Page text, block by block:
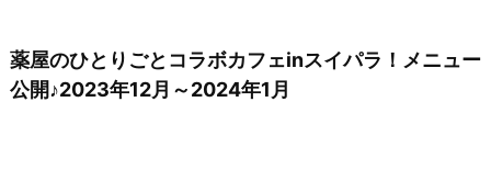
薬屋のひとりごとコラボカフェinスイパラ！メニュー
公開♪2023年12月～2024年1月